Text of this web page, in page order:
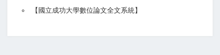
【 國立成功大學數位論文全文系統】